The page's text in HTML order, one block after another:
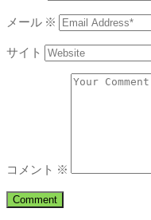
メール ※
サイト
コメント ※